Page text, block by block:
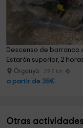
Descenso de barranco
Estarón superior, 2
Organyà 29.8 km
a partir de 35€
Otras